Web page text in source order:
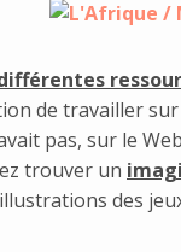
de travailler
pas, sur le
trouver un
des